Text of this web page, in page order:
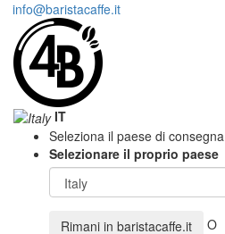
info@baristacaffe.it
IT
Seleziona il paese di consegna
Selezionare il proprio paese
Rimani in baristacaffe.it O